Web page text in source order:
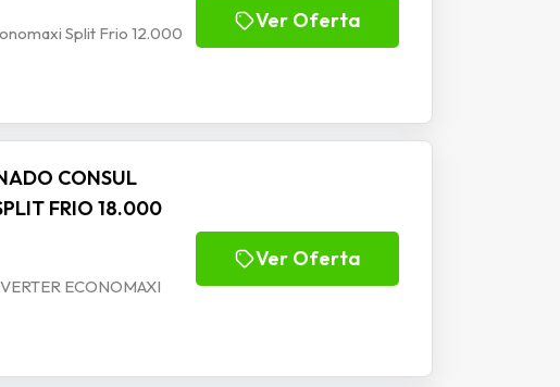
Split Frio 12.000
Ver Oferta
CONSUL
FRIO 18.000
ECONOMAXI
Ver Oferta